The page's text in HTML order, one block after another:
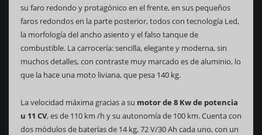
su faro redondo y protagónico en el frente, en sus pequeños
faros redondos en la parte posterior, todos con tecnología Led,
la morfología del ancho asiento y el falso tanque de
combustible. La carrocería: sencilla, elegante y moderna, sin
muchos detalles, con contraste muy marcado es de aluminio, lo
que la hace una moto liviana, que pesa 140 kg.
La velocidad máxima gracias a su motor de 8 Kw de potencia
u 11 CV, es de 110 km /h y su autonomía de 100 km. Cuenta con
dos módulos de baterías de 14 kg, 72 V/30 Ah cada uno, con un